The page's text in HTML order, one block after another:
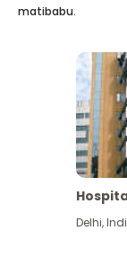
matibabu.
Delhi,